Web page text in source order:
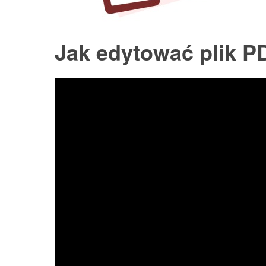
Jak edytować plik